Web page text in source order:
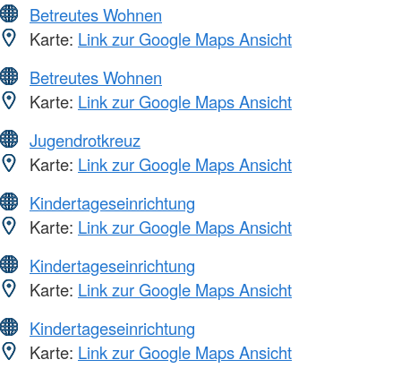
Betreutes Wohnen
Karte: Link zur Google Maps Ansicht
Betreutes Wohnen
Karte: Link zur Google Maps Ansicht
Jugendrotkreuz
Karte: Link zur Google Maps Ansicht
Kindertageseinrichtung
Karte: Link zur Google Maps Ansicht
Kindertageseinrichtung
Karte: Link zur Google Maps Ansicht
Kindertageseinrichtung
Karte: Link zur Google Maps Ansicht